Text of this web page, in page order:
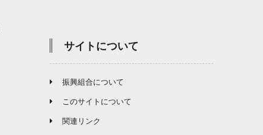
サイトについて
振興組合について
このサイトについて
関連リンク